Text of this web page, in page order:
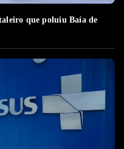
que poluiu Baía de